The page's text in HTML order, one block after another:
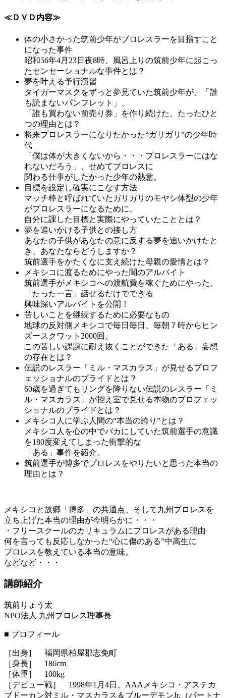
≪ＤＶＤ内容≫
体の小さかった筑前少年がプロレスラーを目指すこと
になった事件
昭和56年4月23日夜8時、風呂上りの筑前少年に起こっ
たセンセーショナルな事件とは？
夢を叶える予行演習
タイガーマスクをずっと夢見ていた筑前少年が、「誰
も読まないパンフレット」、
「誰も買わない前売り券」を作り続けた、たったひと
つの理由とは？
将来プロレスラーになりたかった“ガリガリ”の少年時
代
「僕は体が大きくないから・・・プロレスラーにはな
れないだろう」、せめてプロレスに
関わる仕事がしたかった少年の熱意。
目標を設定し確実にこなす方法
マッチ棒と呼ばれていたガリガリのモヤシ体型の少年
がプロレスラーになるために、
自分に課した目標と実際にやっていたこととは？
夢を追いかける子供との接し方
あなたの子供があなたの意に反する夢を追いかけたと
き、あなたならどうしますか？
筑前選手をかたくなに支え続けた母親の愛情とは？
メキシコに渡るためにやった闇のアルバイト
筑前選手がメキシコへの渡航費を稼ぐためにやった、
「たった一言」話せるだけでできる
興味深いアルバイトを公開！
苦しいことを継続するために必要なもの
地球の反対側メキシコで毎日毎日、毎朝７時からヒン
ズースクワット2000回。
この苦しい課題に耐え抜くことができた「ある」妄想
の存在とは？
伝説のレスラー「ミル・マスカラス」が見せるプロフ
ェッショナルのプライドとは？
60歳を過ぎてもリングを降りない伝説のレスラー「ミ
ル・マスカラス」が控え室で見せる本物のプロフェッ
ショナルのプライドとは？
メキシコ人に学ぶ人間の“本当の誇り”とは？
メキシコ人を心の中でバカにしていた筑前選手の意識
を180度変えてしまった衝撃的な
「ある」事件を紹介。
筑前選手が博多でプロレスをやりたいと思った本当の
理由とは？
メキシコと故郷「博多」の共通点、そして九州プロレスを
立ち上げた本当の理由が今明らかに・・・
・フリースクールのカリキュラムにプロレスがある理由
何を言っても反応しなかった“心に傷のある”中高生に
プロレスを教えている本当の意味。
などなど・・・
講師紹介
筑前りょう太
NPO法人 九州プロレス理事長
■ プロフィール
［出身］ 福岡県柏屋郡志免町
［身長］ 186cm
［体重］ 100kg
［デビュー戦］ 1998年1月4日、AAAメキシコ・アステカ
ブドーカン対ミル・マスカラス＆ブルーデモンJr.（パートナ